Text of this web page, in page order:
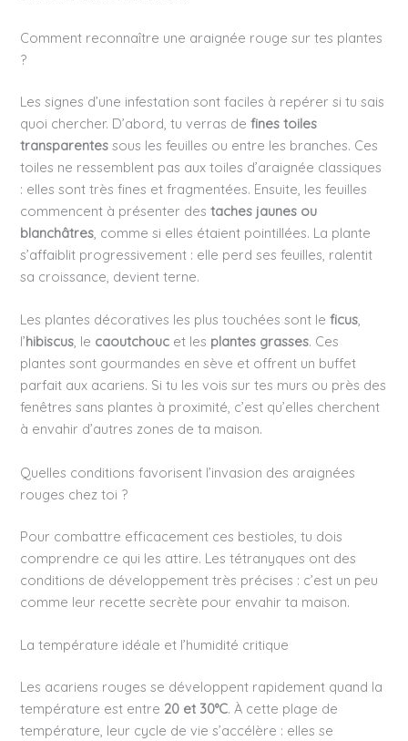
Comment reconnaître une araignée rouge sur tes plantes
?
Les signes d’une infestation sont faciles à repérer si tu sais
quoi chercher. D’abord, tu verras defines toiles
transparentes sous les feuilles ou entre les branches. Ces
toiles ne ressemblent pas aux toiles d’araignée classiques
: elles sont très fines et fragmentées. Ensuite, les feuilles
commencent à présenter destaches jaunes ou
blanchâtres, comme si elles étaient pointillées. La plante
s’affaiblit progressivement : elle perd ses feuilles, ralentit
sa croissance, devient terne.
Les plantes décoratives les plus touchées sont leficus,
l’hibiscus, le caoutchouc et les plantes grasses. Ces
plantes sont gourmandes en sève et offrent un buffet
parfait aux acariens. Si tu les vois sur tes murs ou près des
fenêtres sans plantes à proximité, c’est qu’elles cherchent
à envahir d’autres zones de ta maison.
Quelles conditions favorisent l’invasion des araignées
rouges chez toi ?
Pour combattre efficacement ces bestioles, tu dois
comprendre ce qui les attire. Les tétranyques ont des
conditions de développement très précises : c’est un peu
comme leur recette secrète pour envahir ta maison.
La température idéale et l’humidité critique
Les acariens rouges se développent rapidement quand la
température est entre 20 et 30°C. À cette plage de
température, leur cycle de vie s’accélère : elles se